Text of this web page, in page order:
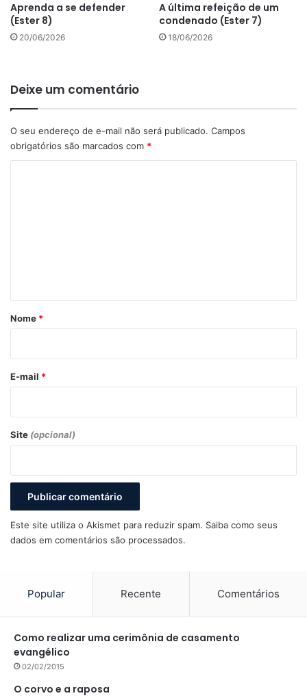
Aprenda a se defender
(Ester 8)
20/06/2026
A última refeição de um
condenado (Ester 7)
18/06/2026
Deixe um comentário
O seu endereço de e-mail não será publicado. Campos
obrigatórios são marcados com *
r
*
Nome *
E-mail *
Site (opcional)
Este site utiliza o Akismet para reduzir spam. Saiba como seus
dados em comentários são processados.
Popular Recente Comentários
Como realizar uma cerimônia de casamento
evangélico
02/02/2015
O corvo e a raposa